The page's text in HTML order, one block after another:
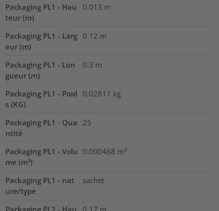
Packaging PL1 - Hau
teur (m)
0.013 m
Packaging PL1 - Larg
eur (m)
0.12 m
Packaging PL1 - Lon
gueur (m)
0.3 m
Packaging PL1 - Poid
s (KG)
0.02811 kg
Packaging PL1 - Qua
ntité
25
Packaging PL1 - Volu
me (m³)
0.000468 m³
Packaging PL1 - nat
ure/type
sachet